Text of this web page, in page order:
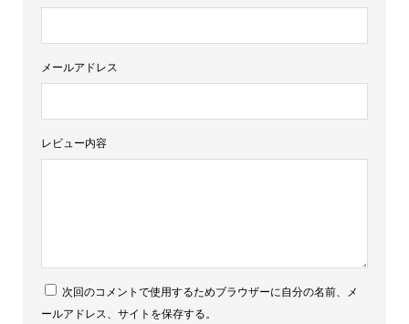
レビュー内容
メールアドレス
次回のコメントで使用するためブラウザーに自分の名前、メ
ールアドレス、サイトを保存する。